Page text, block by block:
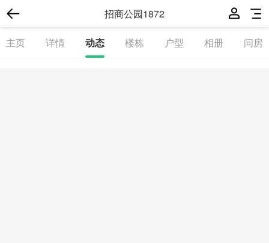
招商公园1872
主页 详情 动态 楼栋 户型 相册 问房